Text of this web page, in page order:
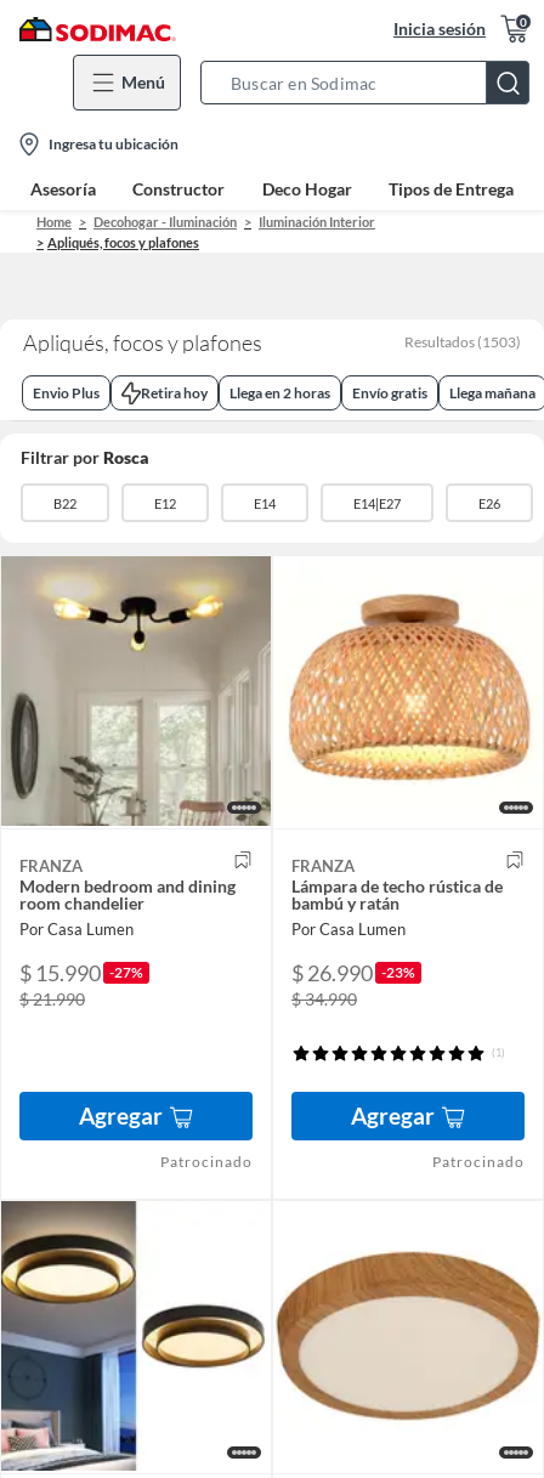
Inicia sesión 0
Menú
Bar
location-
icon
Ingresa tu ubicación
Asesoría Constructor Deco Hogar Tipos de Entrega
Home Decohogar - Iluminación
Iluminación Interior
Apliqués, focos y plafones
Apliqués, focos y plafones Resultados (1503)
Envio Plus Retira hoy Llega en 2 horas Envío gratis Llega mañana
Filtrar porRosca
B22 E12 E14 E14|E27 E26
FRANZA
Modern bedroom and dining
room chandelier
Por Casa Lumen
$ 15.990 -27%
$ 21.990
Agregar
Patrocinado
FRANZA
Lámpara de techo rústica de
bambú y ratán
Por Casa Lumen
$ 26.990 -23%
$ 34.990
(1)
Agregar
Patrocinado